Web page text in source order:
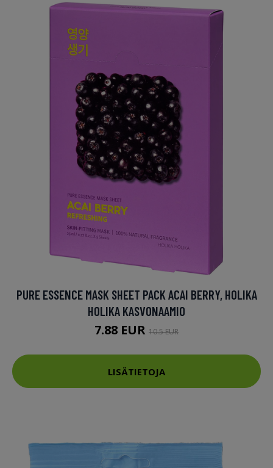
PURE ESSENCE MASK SHEET PACK ACAI BERRY, HOLIKA
HOLIKA KASVONAAMIO
7.88 EUR 10.5 EUR
LISÄTIETOJA